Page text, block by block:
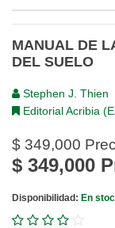
MANUAL DE
DEL SUELO
Stephen J. Thien
Editorial Acribia
$ 349,000
$ 349,000
Disponibilidad: En